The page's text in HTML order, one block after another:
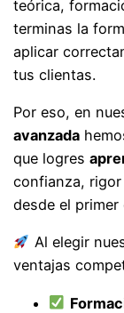
teórica,
terminas la
aplicar
tus clientas.
Por eso, en
avanzada
que logres
confianza,
desde el primer
Al elegir
ventajas